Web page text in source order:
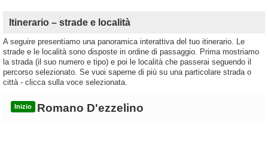
Itinerario – strade e località
A seguire presentiamo una panoramica interattiva del tuo itinerario. Le
strade e le località sono disposte in ordine di passaggio. Prima mostriamo
la strada (il suo numero e tipo) e poi le località che passerai seguendo il
percorso selezionato. Se vuoi saperne di più su una particolare strada o
città - clicca sulla voce selezionata.
Inizio Romano D'ezzelino